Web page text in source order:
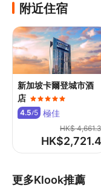
加床政策
此酒店不可加床
如有兒童同行或
店查詢
寵物政策
不可攜帶寵物
其他費用
自助早餐費用：
延遲退房需額外付
附近住宿
新加坡卡爾登城市酒
店
4.5/5 極佳
HK$ 4,661.3
HK$2,721.4
更多Klook推薦